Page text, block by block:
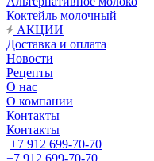
Коктейль молочный
АКЦИИ
Доставка и оплата
Новости
Рецепты
О нас
О компании
Контакты
Контакты
+7 912 699-70-70
+7 912 699-70-70